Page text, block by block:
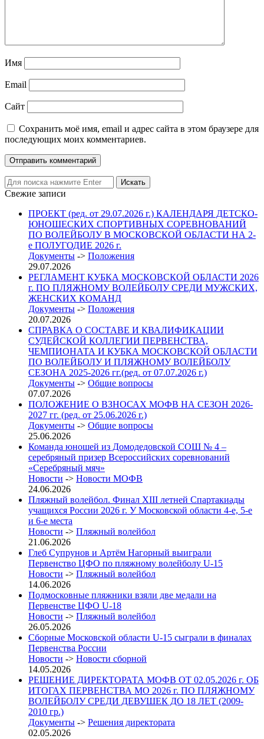
Имя
Email
Сайт
Сохранить моё имя, email и адрес сайта в этом браузере для
последующих моих комментариев.
Свежие записи
ПРОЕКТ (ред. от 29.07.2026 г.) КАЛЕНДАРЯ ДЕТСКО-
ЮНОШЕСКИХ СПОРТИВНЫХ СОРЕВНОВАНИЙ
ПО ВОЛЕЙБОЛУ В МОСКОВСКОЙ ОБЛАСТИ НА 2-
е ПОЛУГОДИЕ 2026 г.
Документы -> Положения
29.07.2026
РЕГЛАМЕНТ КУБКА МОСКОВСКОЙ ОБЛАСТИ 2026
г. ПО ПЛЯЖНОМУ ВОЛЕЙБОЛУ СРЕДИ МУЖСКИХ,
ЖЕНСКИХ КОМАНД
Документы -> Положения
20.07.2026
СПРАВКА О СОСТАВЕ И КВАЛИФИКАЦИИ
СУДЕЙСКОЙ КОЛЛЕГИИ ПЕРВЕНСТВА,
ЧЕМПИОНАТА И КУБКА МОСКОВСКОЙ ОБЛАСТИ
ПО ВОЛЕЙБОЛУ И ПЛЯЖНОМУ ВОЛЕЙБОЛУ
СЕЗОНА 2025-2026 гг.(ред. от 07.07.2026 г.)
Документы -> Общие вопросы
07.07.2026
ПОЛОЖЕНИЕ О ВЗНОСАХ МОФВ НА СЕЗОН 2026-
2027 гг. (ред. от 25.06.2026 г.)
Документы -> Общие вопросы
25.06.2026
Команда юношей из Домодедовской СОШ № 4 –
серебряный призер Всероссийских соревнований
«Серебряный мяч»
Новости -> Новости МОФВ
24.06.2026
Пляжный волейбол. Финал XIII летней Спартакиады
учащихся России 2026 г. У Московской области 4-е, 5-е
и 6-е места
Новости -> Пляжный волейбол
21.06.2026
Глеб Супрунов и Артём Нагорный выиграли
Первенство ЦФО по пляжному волейболу U-15
Новости -> Пляжный волейбол
14.06.2026
Подмосковные пляжники взяли две медали на
Первенстве ЦФО U-18
Новости -> Пляжный волейбол
26.05.2026
Сборные Московской области U-15 сыграли в финалах
Первенства России
Новости -> Новости сборной
14.05.2026
РЕШЕНИЕ ДИРЕКТОРАТА МОФВ ОТ 02.05.2026 г. ОБ
ИТОГАХ ПЕРВЕНСТВА МО 2026 г. ПО ПЛЯЖНОМУ
ВОЛЕЙБОЛУ СРЕДИ ДЕВУШЕК ДО 18 ЛЕТ (2009-
2010 гр.)
Документы -> Решения директората
02.05.2026